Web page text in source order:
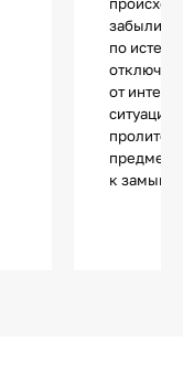
забыли
по
от
ситуация
пролитой
к